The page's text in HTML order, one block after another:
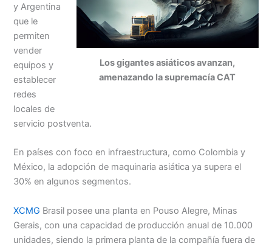
Los gigantes asiáticos avanzan,
amenazando la supremacía CAT
y Argentina
que le
permiten
vender
equipos y
establecer
redes
locales de
servicio postventa.
En países con foco en infraestructura, como Colombia y
México, la adopción de maquinaria asiática ya supera el
30% en algunos segmentos.
XCMG Brasil posee una planta en Pouso Alegre, Minas
Gerais, con una capacidad de producción anual de 10.000
unidades, siendo la primera planta de la compañía fuera de